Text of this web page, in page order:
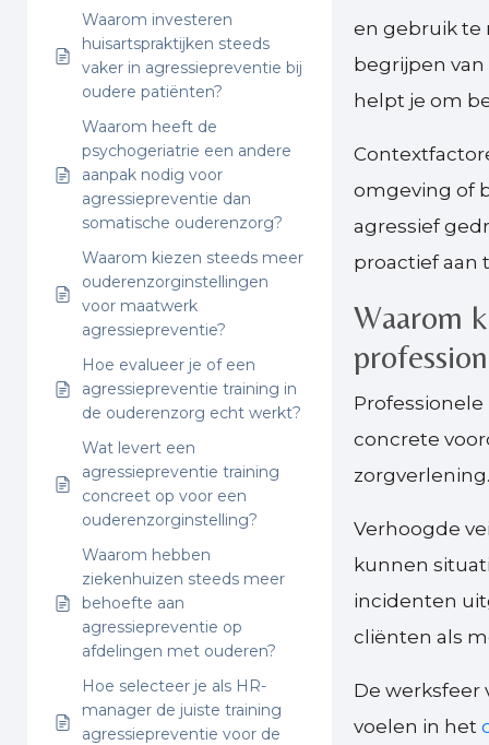
Waarom investeren
huisartspraktijken steeds
vaker in agressiepreventie bij
oudere patiënten?
Waarom heeft de
psychogeriatrie een andere
aanpak nodig voor
agressiepreventie dan
somatische ouderenzorg?
Waarom kiezen steeds meer
ouderenzorginstellingen
voor maatwerk
agressiepreventie?
Hoe evalueer je of een
agressiepreventie training in
de ouderenzorg echt werkt?
Wat levert een
agressiepreventie training
concreet op voor een
ouderenzorginstelling?
Waarom hebben
ziekenhuizen steeds meer
behoefte aan
agressiepreventie op
afdelingen met ouderen?
Hoe selecteer je als HR-
manager de juiste training
agressiepreventie voor de
en gebruik te
begrijpen
helpt je om
omgeving of
agressief
proactief aan
Waarom
Professionele
concrete
zorgverlening.
Verhoogde
kunnen
incidenten
cliënten als
De
voelen in het